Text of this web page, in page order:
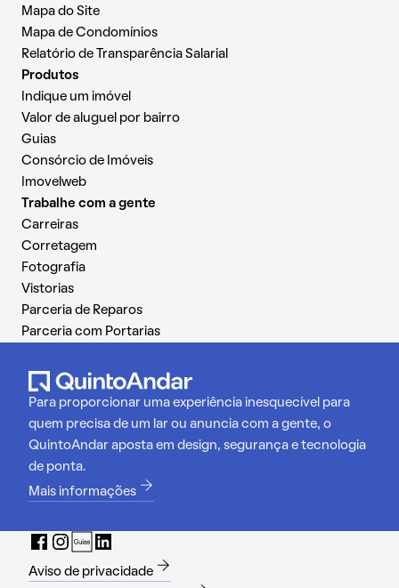
Mapa do Site
Mapa de Condomínios
Relatório de Transparência Salarial
Produtos
Indique um imóvel
Valor de aluguel por bairro
Guias
Consórcio de Imóveis
Imovelweb
Trabalhe com a gente
Carreiras
Corretagem
Fotografia
Vistorias
Parceria de Reparos
Parceria com Portarias
Para proporcionar uma experiência inesquecível para
quem precisa de um lar ou anuncia com a gente, o
QuintoAndar aposta em design, segurança e tecnologia
de ponta.
Mais informações
Aviso de privacidade